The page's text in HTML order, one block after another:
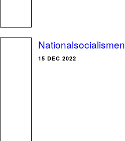
Nationalsocialismen
15 DEC 2022